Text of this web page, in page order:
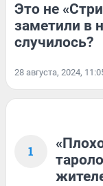
Это не
заметили в
случилось?
28 августа, 2024,
1